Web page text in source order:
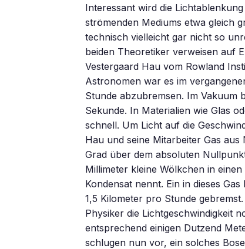
Interessant wird die
strömenden Mediums etwa gleich
technisch vielleicht gar nicht so
beiden Theoretiker verweisen auf
Vestergaard Hau vom Rowland
Astronomen war es im
Stunde abzubremsen. Im Vakuum
Sekunde. In Materialien wie Glas
schnell. Um Licht auf die
Hau und seine Mitarbeiter Gas
Grad über dem absoluten
Millimeter kleine Wölkchen in
Kondensat nennt. Ein in dieses
1,5 Kilometer pro Stunde
Physiker die Lichtgeschwindigkeit
entsprechend einigen Dutzend
schlugen nun vor, ein solches